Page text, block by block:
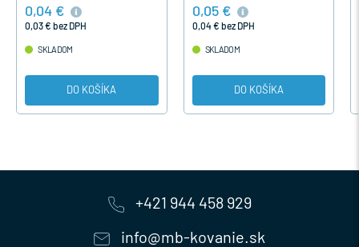
upevnenie časti kovania u
plastových okien a dverí.
0,04 €
0,03 € bez DPH
SKLADOM
DO KOŠÍKA
upevnenie časti kovania u
plastových okien a dverí.
0,05 €
0,04 € bez DPH
SKLADOM
DO KOŠÍKA
+421 944 458 929
info@mb-kovanie.sk